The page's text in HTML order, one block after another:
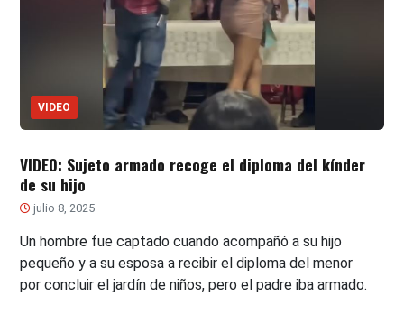
VIDEO
VIDEO: Sujeto armado recoge el diploma del kínder
de su hijo
julio 8, 2025
Un hombre fue captado cuando acompañó a su hijo
pequeño y a su esposa a recibir el diploma del menor
por concluir el jardín de niños, pero el padre iba armado.